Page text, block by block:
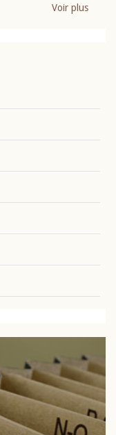
Voir plus